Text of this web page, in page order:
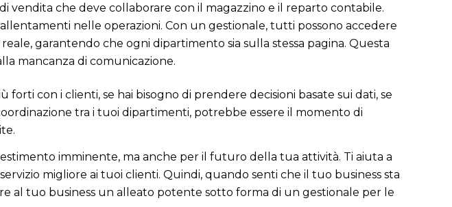
vendita che deve collaborare con il magazzino e il reparto contabile.
nelle operazioni. Con un gestionale, tutti possono accedere
garantendo che ogni dipartimento sia sulla stessa pagina. Questa
mancanza di comunicazione.
con i clienti, se hai bisogno di prendere decisioni basate sui dati, se
tra i tuoi dipartimenti, potrebbe essere il momento di
imminente, ma anche per il futuro della tua attività. Ti aiuta a
migliore ai tuoi clienti. Quindi, quando senti che il tuo business sta
al tuo business un alleato potente sotto forma di un gestionale per le